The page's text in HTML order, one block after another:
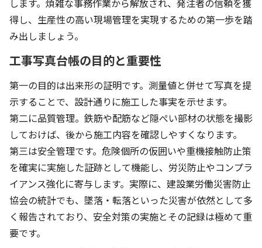
します。煩雑な事務作業から解放され、発注者の信頼を獲
得し、生産性の高い現場管理を実現するための第一歩を踏
み出しましょう。
工事写真台帳の目的と重要性
第一の目的は出来形の証明です。測量値と併せて写真を提
示することで、設計通りに施工した事実を示せます。
第二に品質管理。鉄筋や配筋など隠ぺい部材の状態を撮影
しておけば、後から施工内容を確認しやすくなります。
第三は安全管理です。危険個所の仮囲いや重機接触防止策
を確実に実施した証跡として機能し、労災防止やコンプラ
イアンス強化に寄与します。実際に、建設業労働災害防止
協会の統計でも、墜落・転落といった災害が依然として多
く報告されており、安全対策の実施とその記録は極めて重
要です。